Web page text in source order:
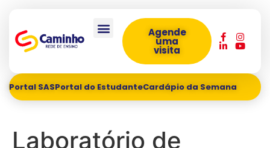
Agende
uma
visita
Portal SASPortal do EstudanteCardápio da Semana
Laboratório de